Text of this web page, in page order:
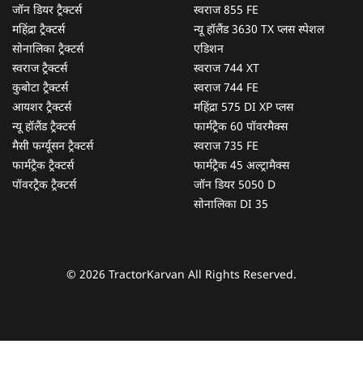
जॉन डियर ट्रैक्टर्स
महिंद्रा ट्रैक्टर्स
सोनालिका ट्रैक्टर्स
स्वराज ट्रैक्टर्स
कुबोटा ट्रैक्टर्स
आयशर ट्रैक्टर्स
न्यू हॉलैंड ट्रैक्टर्स
मैसी फर्ग्यूसन ट्रैक्टर्स
फार्मट्रैक ट्रैक्टर्स
पॉवरट्रैक ट्रैक्टर्स
स्वराज 855 FE
न्यू हॉलैंड 3630 TX प्लस स्पेशल
एडिशन
स्वराज 744 XT
स्वराज 744 FE
महिंद्रा 575 DI XP प्लस
फार्मट्रैक 60 पॉवरमैक्स
स्वराज 735 FE
फार्मट्रैक 45 अल्ट्रामैक्स
जॉन डियर 5050 D
सोनालिका DI 35
© 2026 TractorKarvan All Rights Reserved.